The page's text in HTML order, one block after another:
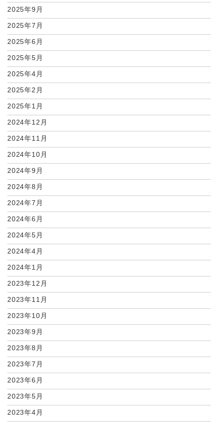
2025年9月
2025年7月
2025年6月
2025年5月
2025年4月
2025年2月
2025年1月
2024年12月
2024年11月
2024年10月
2024年9月
2024年8月
2024年7月
2024年6月
2024年5月
2024年4月
2024年1月
2023年12月
2023年11月
2023年10月
2023年9月
2023年8月
2023年7月
2023年6月
2023年5月
2023年4月